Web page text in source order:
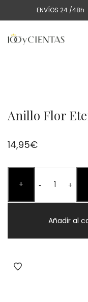
ENVÍOS 24 /48h
Anillo Flor
14,95€
+ -Flor
cantidad
+
Añadir al